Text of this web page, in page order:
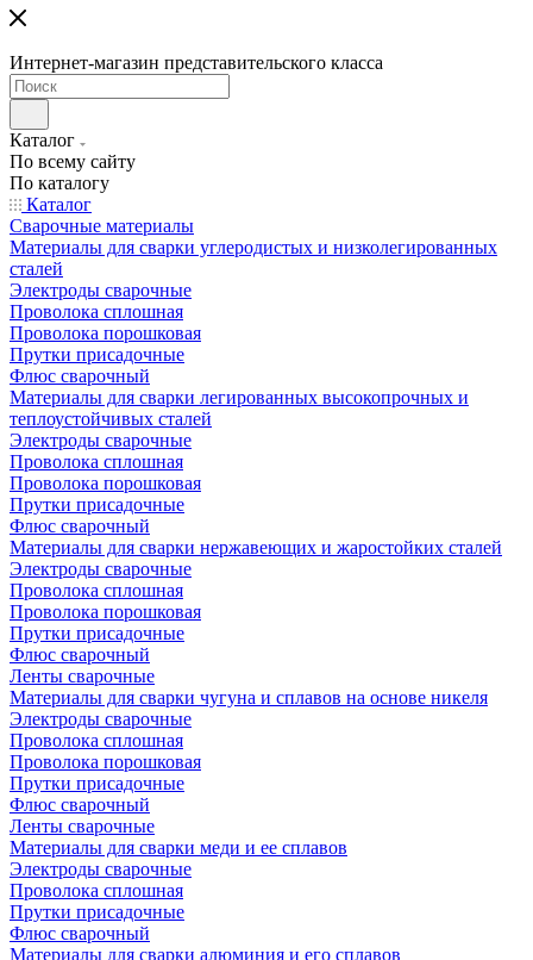
Интернет-магазин представительского класса
Каталог
По всему сайту
По каталогу
Каталог
Сварочные материалы
Материалы для сварки углеродистых и низколегированных
сталей
Электроды сварочные
Проволока сплошная
Проволока порошковая
Прутки присадочные
Флюс сварочный
Материалы для сварки легированных высокопрочных и
теплоустойчивых сталей
Электроды сварочные
Проволока сплошная
Проволока порошковая
Прутки присадочные
Флюс сварочный
Материалы для сварки нержавеющих и жаростойких сталей
Электроды сварочные
Проволока сплошная
Проволока порошковая
Прутки присадочные
Флюс сварочный
Ленты сварочные
Материалы для сварки чугуна и сплавов на основе никеля
Электроды сварочные
Проволока сплошная
Проволока порошковая
Прутки присадочные
Флюс сварочный
Ленты сварочные
Материалы для сварки меди и ее сплавов
Электроды сварочные
Проволока сплошная
Прутки присадочные
Флюс сварочный
Материалы для сварки алюминия и его сплавов